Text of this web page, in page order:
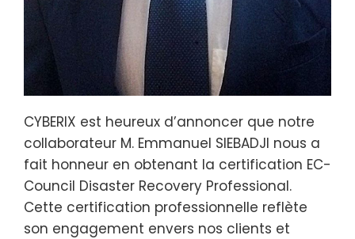
CYBERIX est heureux d’annoncer que notre
collaborateur M. Emmanuel SIEBADJI nous a
fait honneur en obtenant la certification EC-
Council Disaster Recovery Professional.
Cette certification professionnelle reflète
son engagement envers nos clients et